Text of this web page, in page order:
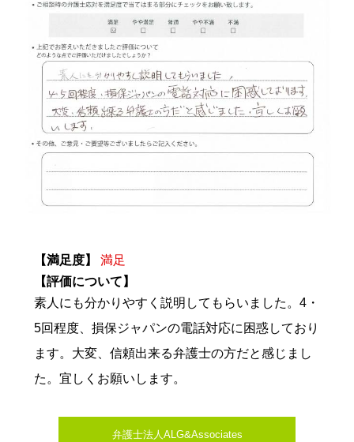
【満足度】
満足
【評価について】
素人にも分かりやすく説明してもらいました。4・
5回程度、損保ジャパンの電話対応に困惑しており
ます。大変、信頼出来る弁護士の方だと感じまし
た。宜しくお願いします。
弁護士法人ALG&Associates